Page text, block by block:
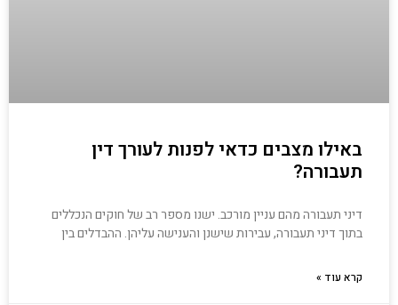
באילו מצבים כדאי לפנות לעורך דין
תעבורה?
דיני תעבורה מהם עניין מורכב. ישנו מספר רב של חוקים הנכללים
בתוך דיני תעבורה, עבירות שישנן והענישה עליהן. ההבדלים בין
קרא עוד »